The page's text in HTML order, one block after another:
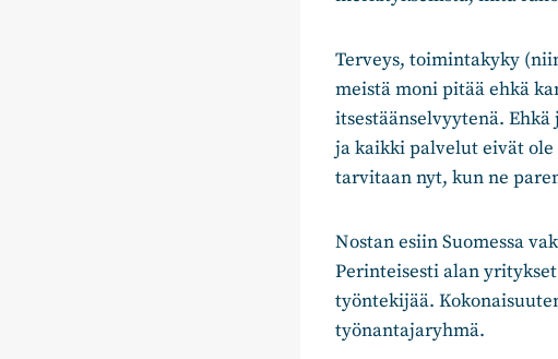
Terveys, toimintakyky
meistä moni pitää ehkä
itsestäänselvyytenä.
ja kaikki palvelut eivät
tarvitaan nyt, kun ne
Nostan esiin Suomessa
Perinteisesti alan
työntekijää.
työnantajaryhmä.